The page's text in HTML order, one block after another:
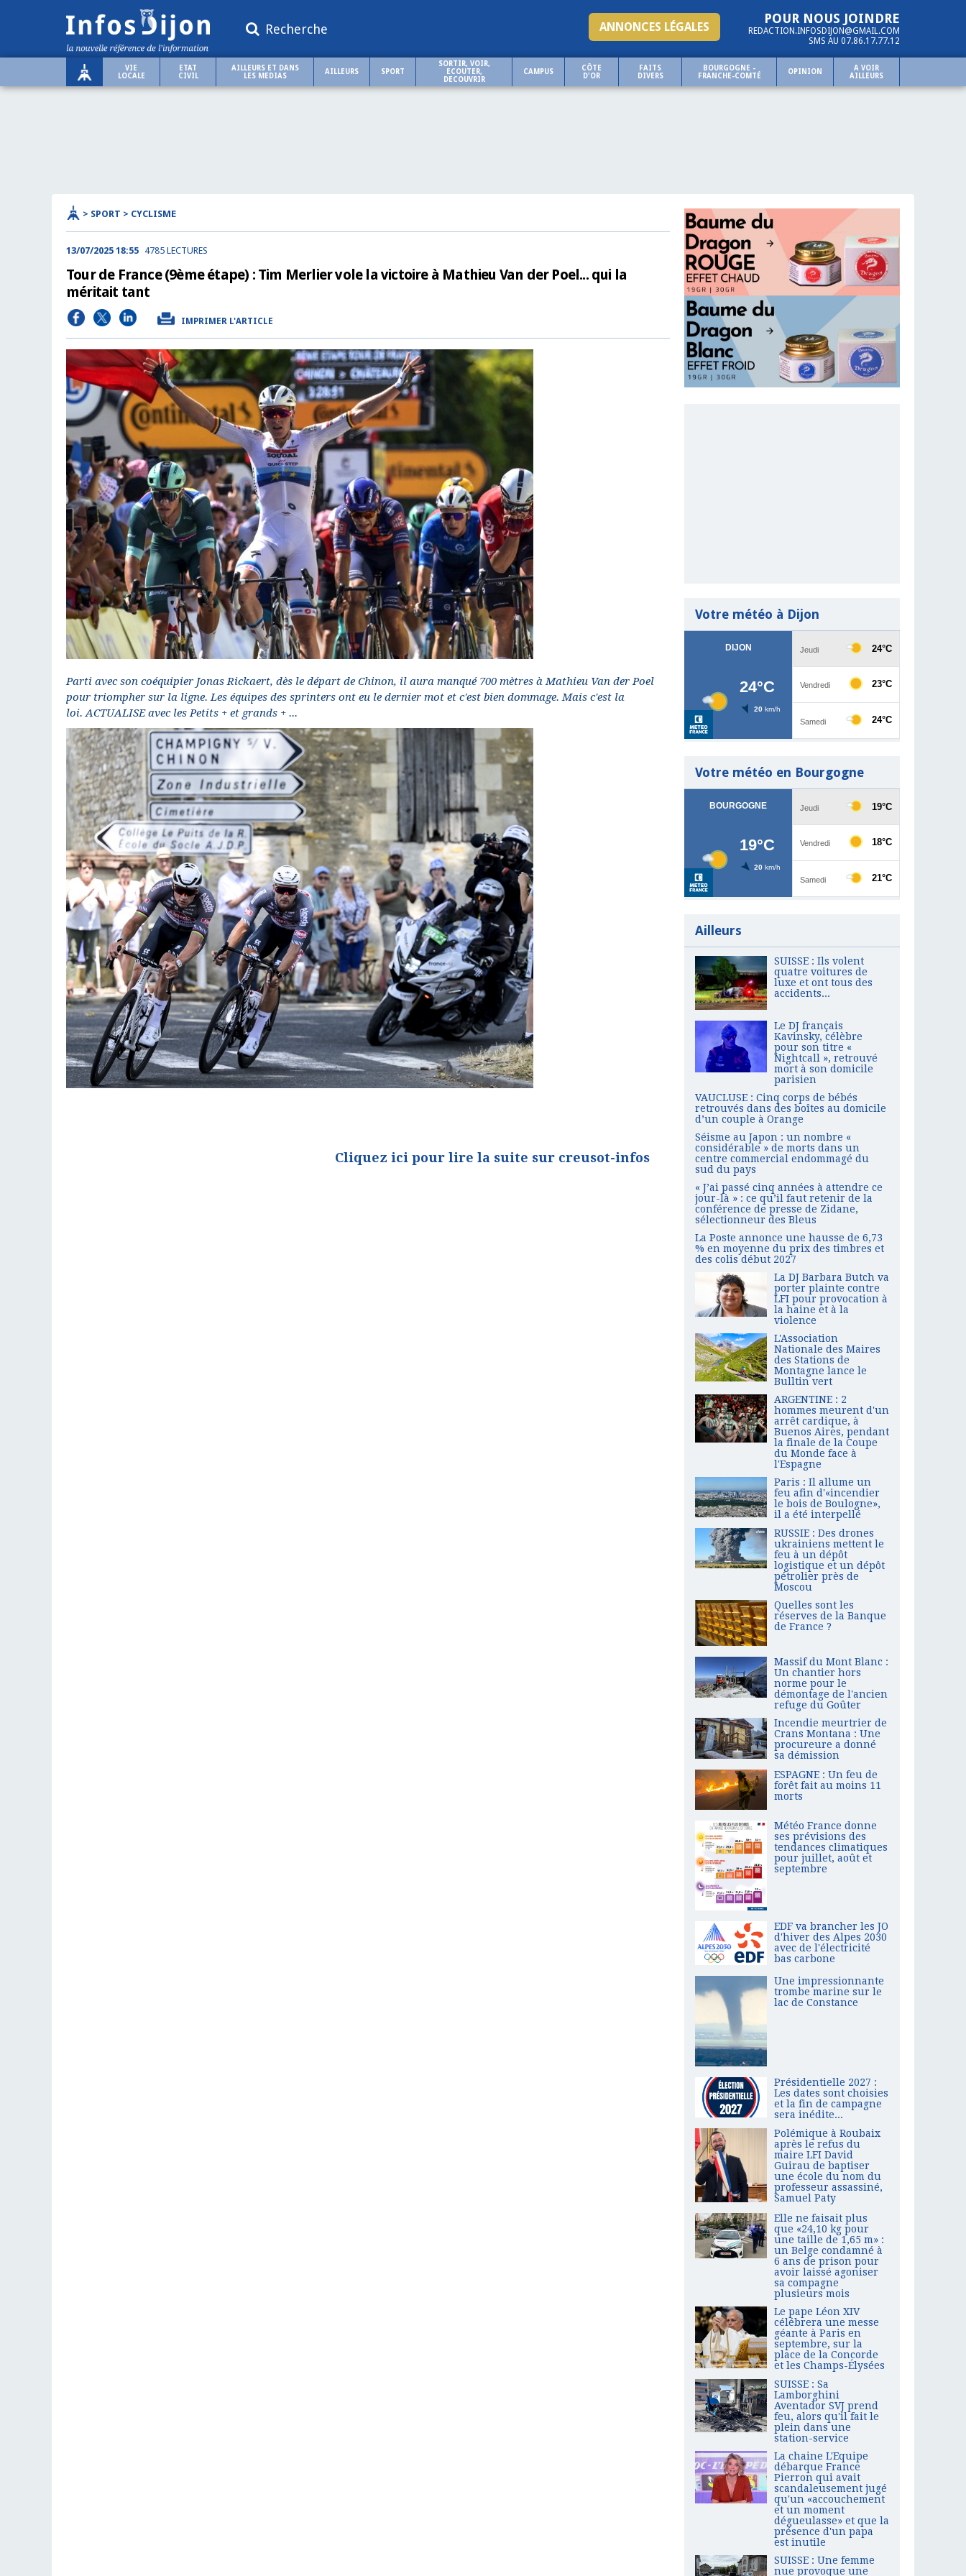
Recherche
POUR NOUS JOINDRE
REDACTION.INFOSDIJON@GMAIL.COM
SMS AU 07.86.17.77.12
ANNONCES LÉGALES
VIE
LOCALE
ETAT
CIVIL
AILLEURS ET DANS
LES MEDIAS
AILLEURS SPORT
SORTIR, VOIR,
ECOUTER,
DECOUVRIR
CAMPUS
CÔTE
D'OR
FAITS
DIVERS
BOURGOGNE -
FRANCHE-COMTÉ
OPINION
A VOIR
AILLEURS
> SPORT > CYCLISME
13/07/2025 18:55 4785 LECTURES
Tour de France (9ème étape) : Tim Merlier vole la victoire à Mathieu Van der Poel... qui la
méritait tant
IMPRIMER L'ARTICLE
Parti avec son coéquipier Jonas Rickaert, dès le départ de Chinon, il aura manqué 700 mètres à Mathieu Van der Poel
pour triompher sur la ligne. Les équipes des sprinters ont eu le dernier mot et c'est bien dommage. Mais c'est la
loi. ACTUALISE avec les Petits + et grands + ...
Cliquez ici pour lire la suite sur creusot-infos
Votre météo à Dijon
Votre météo en Bourgogne
Ailleurs
SUISSE : Ils volent
quatre voitures de
luxe et ont tous des
accidents...
Le DJ français
Kavinsky, célèbre
pour son titre «
Nightcall », retrouvé
mort à son domicile
parisien
VAUCLUSE : Cinq corps de bébés
retrouvés dans des boîtes au domicile
d’un couple à Orange
Séisme au Japon : un nombre «
considérable » de morts dans un
centre commercial endommagé du
sud du pays
« J’ai passé cinq années à attendre ce
jour-là » : ce qu’il faut retenir de la
conférence de presse de Zidane,
sélectionneur des Bleus
La Poste annonce une hausse de 6,73
% en moyenne du prix des timbres et
des colis début 2027
La DJ Barbara Butch va
porter plainte contre
LFI pour provocation à
la haine et à la
violence
L'Association
Nationale des Maires
des Stations de
Montagne lance le
Bulltin vert
ARGENTINE : 2
hommes meurent d'un
arrêt cardique, à
Buenos Aires, pendant
la finale de la Coupe
du Monde face à
l'Espagne
Paris : Il allume un
feu afin d'«incendier
le bois de Boulogne»,
il a été interpellé
RUSSIE : Des drones
ukrainiens mettent le
feu à un dépôt
logistique et un dépôt
pétrolier près de
Moscou
Quelles sont les
réserves de la Banque
de France ?
Massif du Mont Blanc :
Un chantier hors
norme pour le
démontage de l'ancien
refuge du Goûter
Incendie meurtrier de
Crans Montana : Une
procureure a donné
sa démission
ESPAGNE : Un feu de
forêt fait au moins 11
morts
Météo France donne
ses prévisions des
tendances climatiques
pour juillet, août et
septembre
EDF va brancher les JO
d'hiver des Alpes 2030
avec de l'électricité
bas carbone
Une impressionnante
trombe marine sur le
lac de Constance
Présidentielle 2027 :
Les dates sont choisies
et la fin de campagne
sera inédite...
Polémique à Roubaix
après le refus du
maire LFI David
Guirau de baptiser
une école du nom du
professeur assassiné,
Samuel Paty
Elle ne faisait plus
que «24,10 kg pour
une taille de 1,65 m» :
un Belge condamné à
6 ans de prison pour
avoir laissé agoniser
sa compagne
plusieurs mois
Le pape Léon XIV
célébrera une messe
géante à Paris en
septembre, sur la
place de la Concorde
et les Champs-Élysées
SUISSE : Sa
Lamborghini
Aventador SVJ prend
feu, alors qu'il fait le
plein dans une
station-service
La chaine L'Equipe
débarque France
Pierron qui avait
scandaleusement jugé
qu'un «accouchement
et un moment
dégueulasse» et que la
présence d'un papa
est inutile
SUISSE : Une femme
nue provoque une